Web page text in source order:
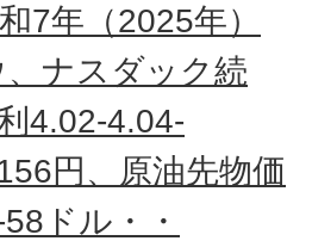
7年（2025年）
ナスダック続
4.02-4.04-
円、原油先物価
ドル・・